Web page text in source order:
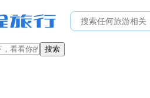
搜索